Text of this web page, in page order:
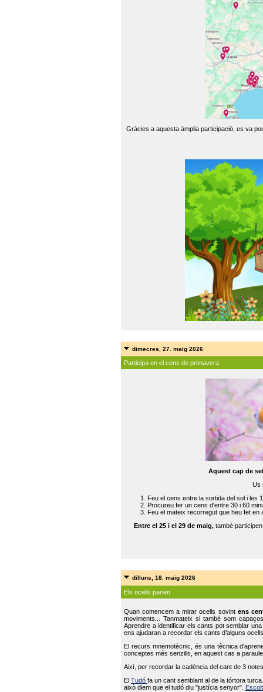
Gràcies a aquesta àmplia participació, es va
dimecres, 27. maig 2026
Participa en el cens de primavera
Aquest cap de
Us
Feu el cens entre la sortida del sol i les
Procureu fer un cens d'entre 30 i 60
Feu el mateix recorregut que heu fet en
Entre el 25 i el 29 de maig, també
dilluns, 18. maig 2026
Els ocells parlen
Quan comencem a mirar ocells sovint ens
moviments... Tanmateix si també som
Aprendre a identificar els cants pot semblar
ens ajudaran a recordar els cants d’alguns
El recurs mnemotècnic, és una tècnica
conceptes més senzills, en aquest cas a
Així, per recordar la cadència del cant de 3
ElTudófa un cant semblant al de la tórtora
això diem que el tudó diu "justícia senyor".